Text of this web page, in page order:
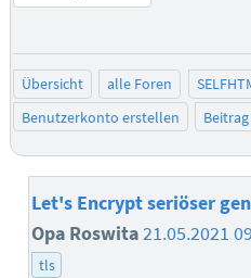
Übersicht alle Foren
Benutzerkonto erstellen
Let's Encrypt seriöser
Opa Roswita21.05.2021
tls